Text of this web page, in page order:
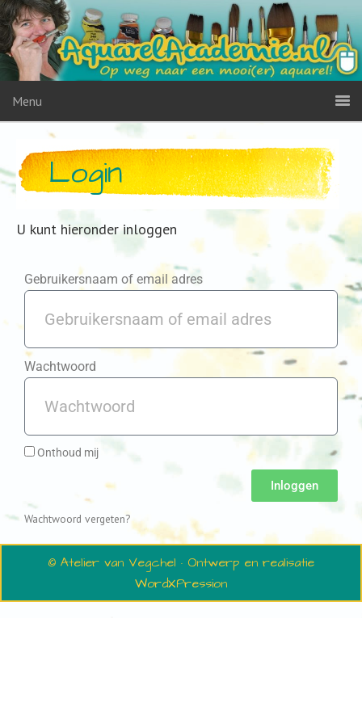
Menu
Login
U kunt hieronder inloggen
Gebruikersnaam of email adres
Wachtwoord
Onthoud mij
Inloggen
Wachtwoord vergeten?
© Atelier van Vegchel · Ontwerp en realisatie
WordXPression